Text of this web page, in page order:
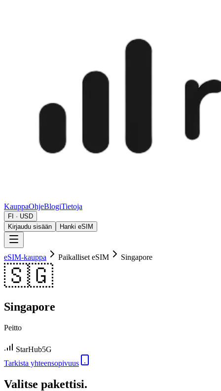
KauppaOhjeBlogiTietoja
FI · USD
Kirjaudu sisään
Hanki eSIM
eSIM-kauppa Paikalliset eSIM Singapore
🇸🇬
Singapore
Peitto
StarHub5G
Tarkista yhteensopivuus
Valitse pakettisi.